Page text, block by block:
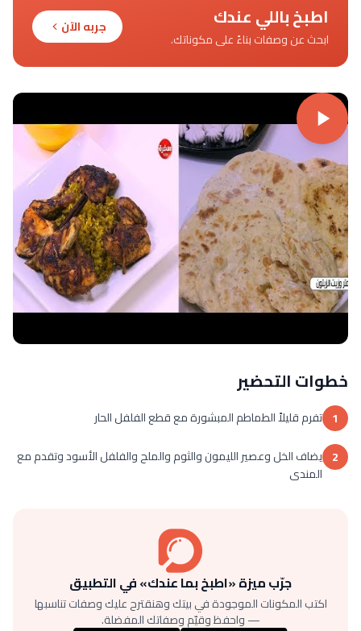
اطبخ باللي عندك
ابحث عن وصفات بناءً على مكوناتك.
جربه الآن
خطوات التحضير
1 تفرم قليلاً الطماطم المبشورة مع قطع الفلفل الحار
2 يضاف الخل وعصير الليمون والثوم والملح والفلفل الأسود وتقدم مع
المندى
جرّب ميزة «اطبخ بما عندك» في التطبيق
اكتب المكونات الموجودة في بيتك وهنقترح عليك وصفات تناسبها
— واحفظ وقيّم وصفاتك المفضلة.